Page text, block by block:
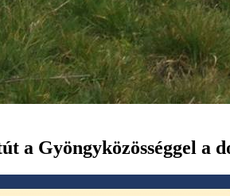
a Gyöngyközösséggel a